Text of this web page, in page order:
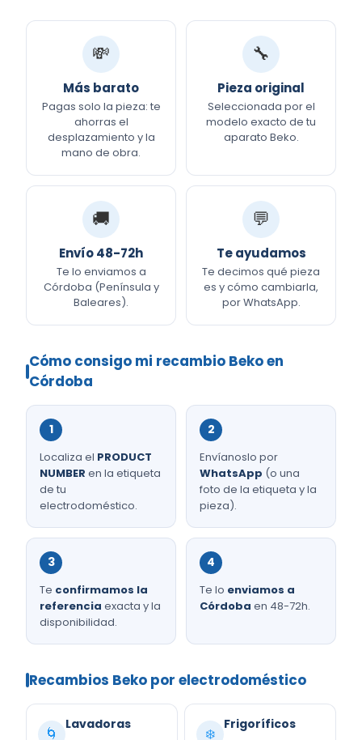
💸
Más barato
Pagas solo la pieza: te
ahorras el
desplazamiento y la
mano de obra.
🔧
Pieza original
Seleccionada por el
modelo exacto de tu
aparato Beko.
🚚
Envío 48-72h
Te lo enviamos a
Córdoba (Península y
Baleares).
💬
Te ayudamos
Te decimos qué pieza
es y cómo cambiarla,
por WhatsApp.
Cómo consigo mi recambio Beko en
Córdoba
1
Localiza el PRODUCT
NUMBER en la etiqueta
de tu
electrodoméstico.
2
Envíanoslo por
WhatsApp (o una
foto de la etiqueta y la
pieza).
3
Te confirmamos la
referencia exacta y la
disponibilidad.
4
Te lo enviamos a
Córdoba en 48-72h.
Recambios Beko por electrodoméstico
🌀
Lavadoras
❄️
Frigoríficos